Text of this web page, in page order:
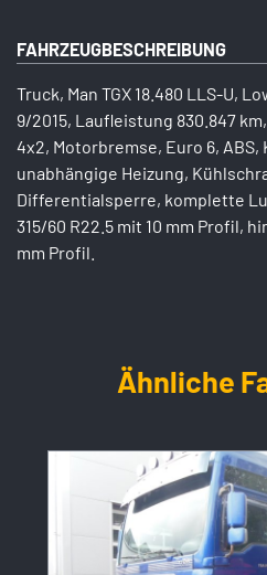
FAHRZEUGBESCHREIBUNG
Truck, Man TGX 18.480 LLS-U,
9/2015, Laufleistung 830.847
4x2, Motorbremse, Euro 6,
unabhängige Heizung,
Differentialsperre, komplette
315/60 R22.5 mit 10 mm Profil,
mm Profil.
Ähnliche